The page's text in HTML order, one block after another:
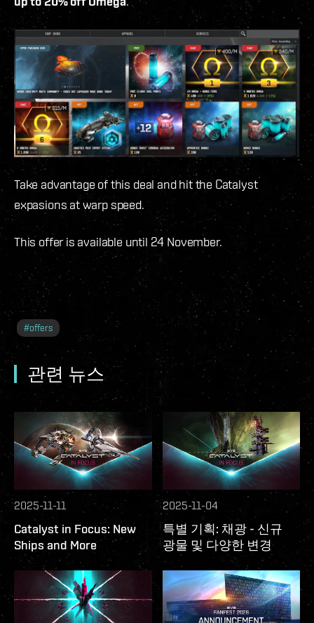
Take advantage of this deal and hit the Catalyst
expasions at warp speed.
This offer is available until 24 November.
#offers
관련 뉴스
2025-11-11
Catalyst in Focus: New
Ships and More
2025-11-04
특별 기획: 채광 - 신규
광물 및 다양한 변경